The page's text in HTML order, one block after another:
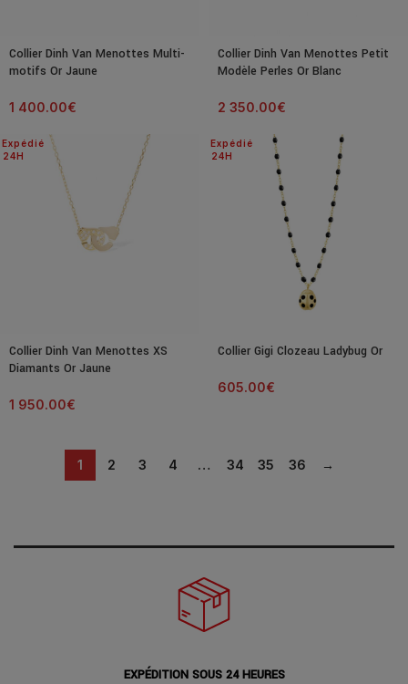
Collier Dinh Van Menottes Multi-
motifs Or Jaune
1 400.00€
Collier Dinh Van Menottes Petit
Modèle Perles Or Blanc
2 350.00€
24H
Expédié
Collier Dinh Van Menottes XS
Diamants Or Jaune
1 950.00€
24H
Expédié
Collier Gigi Clozeau Ladybug Or
605.00€
1 2 3 4 … 34 35 36 →
EXPÉDITION SOUS 24 HEURES